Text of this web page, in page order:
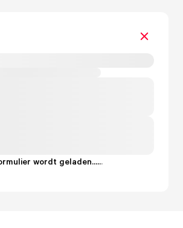
wordt geladen......